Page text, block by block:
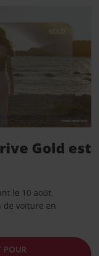
Gold est
le 10 août.
de voiture en
POUR